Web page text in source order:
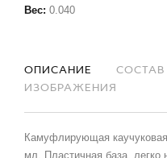
Вес: 0.040
ОПИСАНИЕ СОСТАВ
ИЗОБРАЖЕНИЯ
Камуфлирующая
мл. Пластичная база, легко